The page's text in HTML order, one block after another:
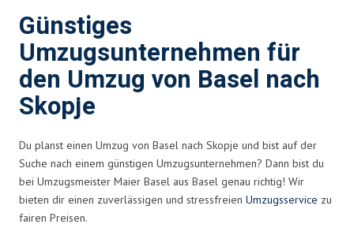
Günstiges
Umzugsunternehmen für
den Umzug von Basel nach
Skopje
Du planst einen Umzug von Basel nach Skopje und bist auf der
Suche nach einem günstigen Umzugsunternehmen? Dann bist du
bei Umzugsmeister Maier Basel aus Basel genau richtig! Wir
bieten dir einen zuverlässigen und stressfreien Umzugsservice zu
fairen Preisen.